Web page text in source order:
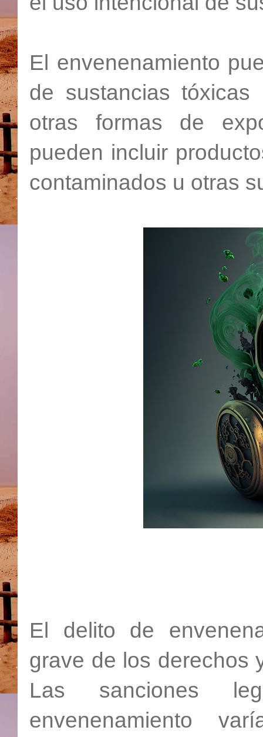
El envenenamiento
de sustancias
otras formas de
pueden incluir
contaminados u otras
El delito de
grave de los derechos
Las sanciones
envenenamiento